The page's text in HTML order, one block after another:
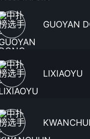
GUOYAN
LIXIAOYU